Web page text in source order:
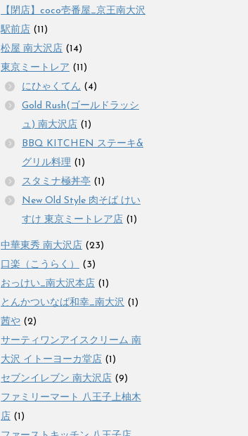
【閉店】coco壱番屋_京王南大沢
駅前店 (11)
松屋 南大沢店 (14)
東京ミートレア (11)
にひゃくてん (4)
Gold Rush(ゴールドラッシ
ュ) 南大沢店 (1)
BBQ KITCHEN ステーキ&
グリル料理 (1)
スタミナ極丼亭 (1)
New Old Style 肉そば けい
すけ 東京ミートレア店 (1)
中華東秀 南大沢店 (23)
口楽（こうらく）
(3)
おっけい_南大沢本店 (1)
とんかついなば和幸_南大沢 (1)
茜や (2)
サーティワンアイスクリーム 南
大沢 イトーヨーカ堂店 (1)
セブンイレブン 南大沢店 (9)
ファミリーマート 八王子上柚木
店 (1)